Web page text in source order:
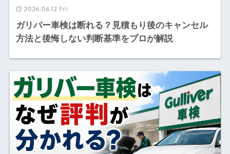
2026.06.12 Fri
ガリバー車検は断れる？見積もり後のキャンセル
方法と後悔しない判断基準をプロが解説